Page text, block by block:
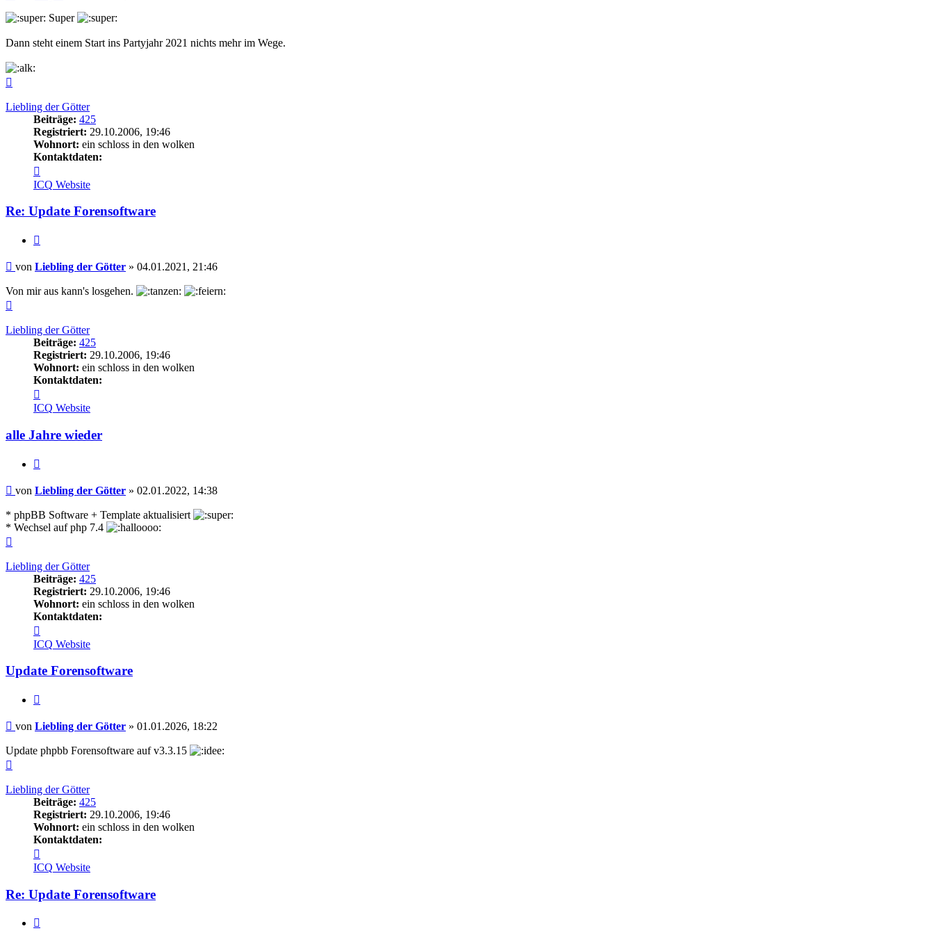
Super
Dann steht einem Start ins Partyjahr 2021 nichts mehr im Wege.
Liebling der Götter
Beiträge: 425
Registriert: 29.10.2006, 19:46
Wohnort: ein schloss in den wolken
Kontaktdaten:
von
Liebling
der
Götter
ICQ Website
Re: Update Forensoftware
Beitrag
von Liebling der Götter » 04.01.2021, 21:46
Von mir aus kann's losgehen.
Liebling der Götter
Beiträge: 425
Registriert: 29.10.2006, 19:46
Wohnort: ein schloss in den wolken
Kontaktdaten:
von
Liebling
der
Götter
ICQ Website
alle Jahre wieder
Beitrag
von Liebling der Götter » 02.01.2022, 14:38
* phpBB Software + Template aktualisiert
* Wechsel auf php 7.4
Liebling der Götter
Beiträge: 425
Registriert: 29.10.2006, 19:46
Wohnort: ein schloss in den wolken
Kontaktdaten:
von
Liebling
der
Götter
ICQ Website
Update Forensoftware
Beitrag
von Liebling der Götter » 01.01.2026, 18:22
Update phpbb Forensoftware auf v3.3.15
Liebling der Götter
Beiträge: 425
Registriert: 29.10.2006, 19:46
Wohnort: ein schloss in den wolken
Kontaktdaten:
von
Liebling
der
Götter
ICQ Website
Re: Update Forensoftware